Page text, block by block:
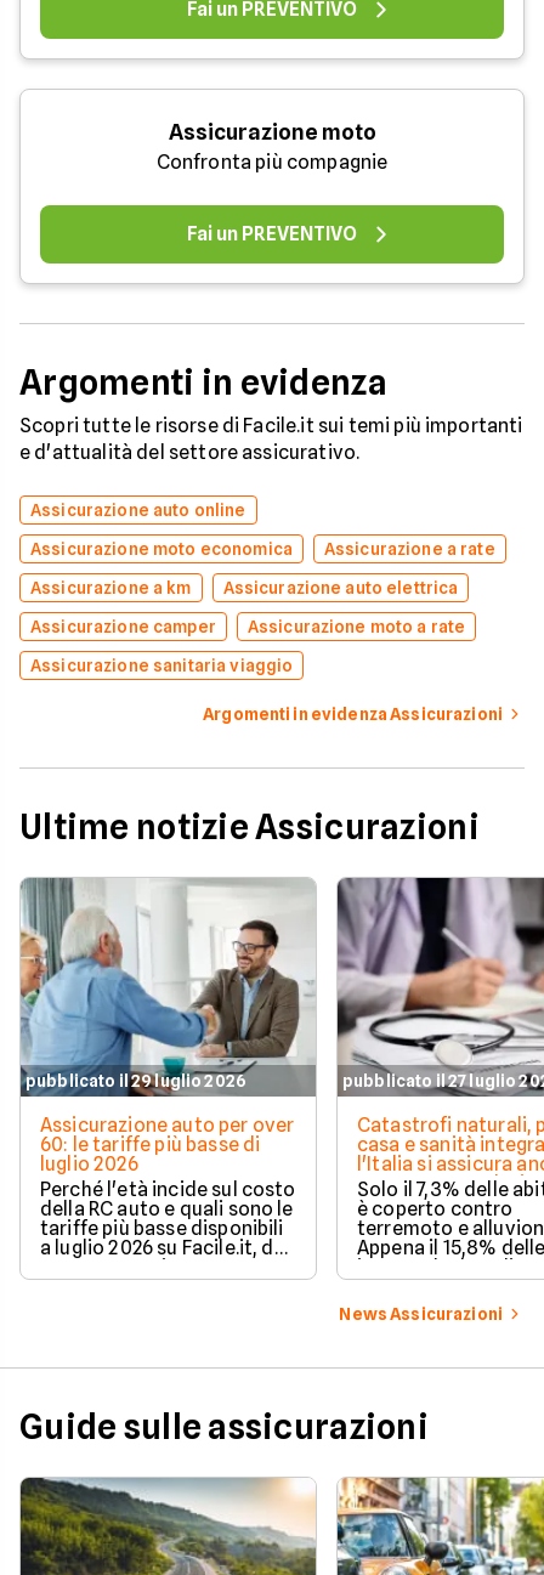
Fai un PREVENTIVO
Assicurazione moto
Confronta più compagnie
Fai un PREVENTIVO
Argomenti in evidenza
Scopri tutte le risorse di Facile.it sui temi più importanti
e d'attualità del settore assicurativo.
Assicurazione auto online
Assicurazione moto economica
Assicurazione a rate
Assicurazione a km
Assicurazione auto elettrica
Assicurazione camper
Assicurazione moto a rate
Assicurazione sanitaria viaggio
Argomenti in evidenza Assicurazioni
Ultime notizie Assicurazioni
pubblicato il 29 luglio 2026
Assicurazione auto per over
60: le tariffe più basse di
luglio 2026
Perché l'età incide sul costo
della RC auto e quali sono le
tariffe più basse disponibili
a luglio 2026 su Facile.it, da
106,32€ annui.
pubblicato il 27 luglio
Catastrofi naturali,
casa e sanità
l'Italia si assicura
troppo poco. I dati
Solo il 7,3% delle
è coperto contro
terremoto e
Appena il 15,8%
imprese ha la polizza
catastrofale
dati ANIA 2025 sul
assicurativo
News Assicurazioni
Guide sulle assicurazioni